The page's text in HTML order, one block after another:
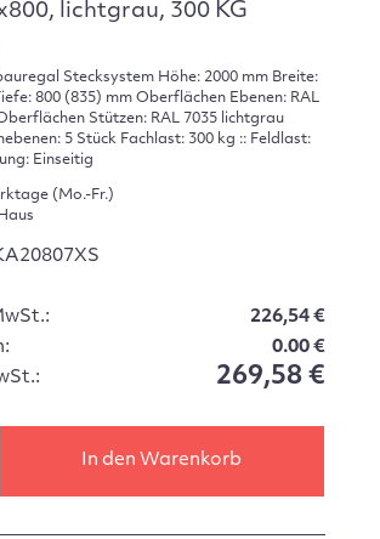
lichtgrau, 300 KG
Stecksystem Höhe: 2000 mm Breite:
800 (835) mm Oberflächen Ebenen: RAL
Stützen: RAL 7035 lichtgrau
5 Stück Fachlast: 300 kg :: Feldlast:
Einseitig
(Mo.-Fr.)
226,54 €
0.00 €
269,58 €
In den Warenkorb